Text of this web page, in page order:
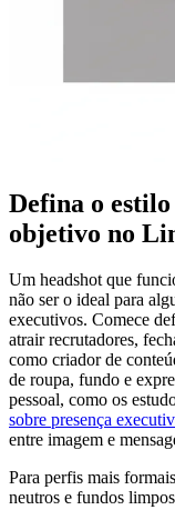
Defina o
objetivo no
Um headshot que
não ser o ideal para
executivos. Comece
atrair recrutadores,
como criador de
de roupa, fundo e
pessoal, como os
sobre presença
entre imagem e
Para perfis mais
neutros e fundos